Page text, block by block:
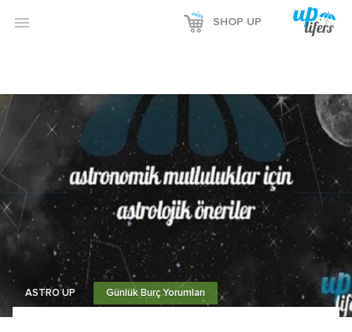
 SHOP UP
ASTRO UP Günlük Burç Yorumları